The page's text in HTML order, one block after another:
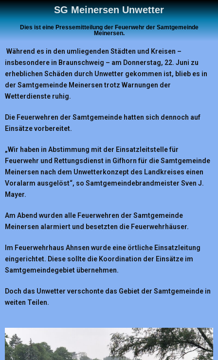
SG Meinersen Unwetter
Dies ist eine Pressemitteilung der Feuerwehr der Samtgemeinde
Meinersen.
Während es in den umliegenden Städten und Kreisen –
insbesondere in Braunschweig – am Donnerstag, 22. Juni zu
erheblichen Schäden durch Unwetter gekommen ist, blieb es in
der Samtgemeinde Meinersen trotz Warnungen der
Wetterdienste ruhig.
Die Feuerwehren der Samtgemeinde hatten sich dennoch auf
Einsätze vorbereitet.
„Wir haben in Abstimmung mit der Einsatzleitstelle für
Feuerwehr und Rettungsdienst in Gifhorn für die Samtgemeinde
Meinersen nach dem Unwetterkonzept des Landkreises einen
Voralarm ausgelöst“, so Samtgemeindebrandmeister Sven J.
Mayer.
Am Abend wurden alle Feuerwehren der Samtgemeinde
Meinersen alarmiert und besetzten die Feuerwehrhäuser.
Im Feuerwehrhaus Ahnsen wurde eine örtliche Einsatzleitung
eingerichtet. Diese sollte die Koordination der Einsätze im
Samtgemeindegebiet übernehmen.
Doch das Unwetter verschonte das Gebiet der Samtgemeinde in
weiten Teilen.